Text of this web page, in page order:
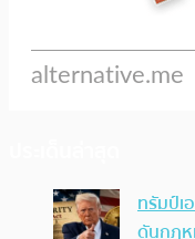
ทรัมป์เ
ดันกฎห